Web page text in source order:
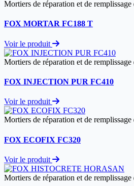
Mortiers de réparation et de remplissage
FOX MORTAR FC188 T
Voir le produit
Mortiers de réparation et de remplissage
FOX INJECTION PUR FC410
Voir le produit
Mortiers de réparation et de remplissage
FOX ECOFIX FC320
Voir le produit
Mortiers de réparation et de remplissage